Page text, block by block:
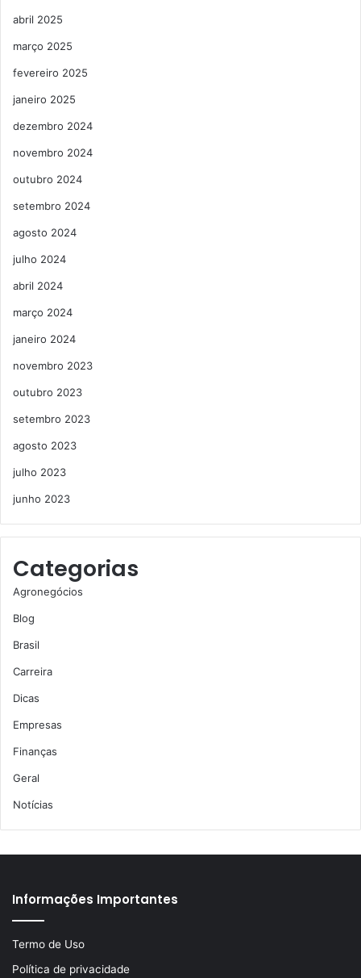
abril 2025
março 2025
fevereiro 2025
janeiro 2025
dezembro 2024
novembro 2024
outubro 2024
setembro 2024
agosto 2024
julho 2024
abril 2024
março 2024
janeiro 2024
novembro 2023
outubro 2023
setembro 2023
agosto 2023
julho 2023
junho 2023
Categorias
Agronegócios
Blog
Brasil
Carreira
Dicas
Empresas
Finanças
Geral
Notícias
Informações Importantes
Termo de Uso
Política de privacidade